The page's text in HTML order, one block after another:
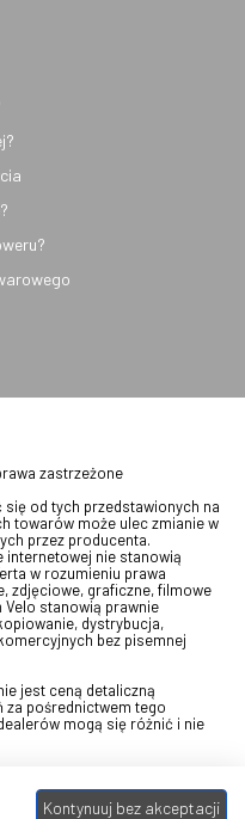
zastrzeżone
od tych przedstawionych na
towarów może ulec zmianie w
przez producenta.
internetowej nie stanowią
w rozumieniu prawa
zdjęciowe, graficzne, filmowe
Velo stanowią prawnie
dystrybucja,
bez pisemnej
jest ceną detaliczną
za pośrednictwem tego
mogą się różnić i nie
dostępnej na stronie
Dowiedz się jak
Kontynuuj bez akceptacji